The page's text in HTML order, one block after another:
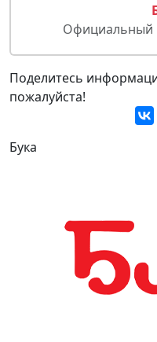
Официальный
Поделитесь
пожалуйста!
Бука